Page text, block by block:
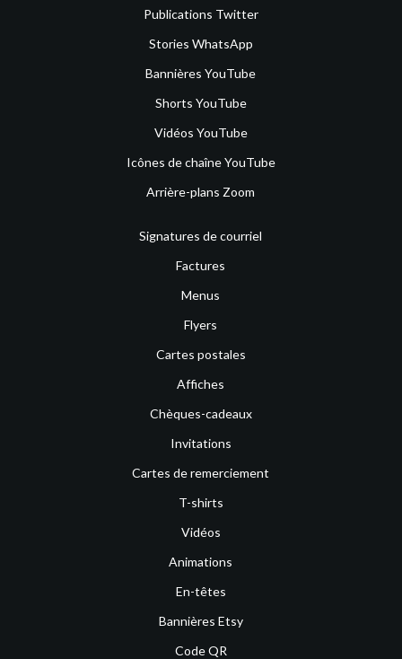
Publications Twitter
Stories WhatsApp
Bannières YouTube
Shorts YouTube
Vidéos YouTube
Icônes de chaîne YouTube
Arrière-plans Zoom
Signatures de courriel
Factures
Menus
Flyers
Cartes postales
Affiches
Chèques-cadeaux
Invitations
Cartes de remerciement
T-shirts
Vidéos
Animations
En-têtes
Bannières Etsy
Code QR